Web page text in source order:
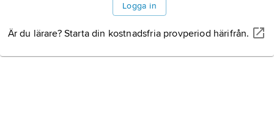
Logga in
Är du lärare? Starta din kostnadsfria provperiod härifrån.